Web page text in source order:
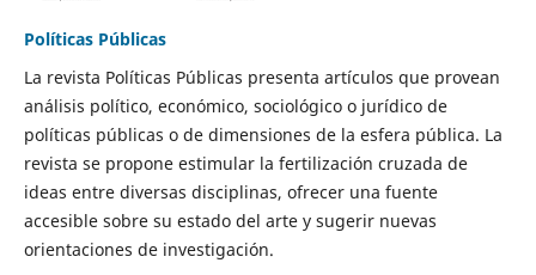
Políticas Públicas
La revista Políticas Públicas presenta artículos que provean
análisis político, económico, sociológico o jurídico de
políticas públicas o de dimensiones de la esfera pública. La
revista se propone estimular la fertilización cruzada de
ideas entre diversas disciplinas, ofrecer una fuente
accesible sobre su estado del arte y sugerir nuevas
orientaciones de investigación.